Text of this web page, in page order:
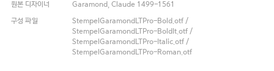
원본 디자이너
Garamond, Claude 1499-1561
구성 파일
StempelGaramondLTPro-Bold.otf /
StempelGaramondLTPro-BoldIt.otf /
StempelGaramondLTPro-Italic.otf /
StempelGaramondLTPro-Roman.otf